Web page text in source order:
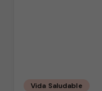
Vida Saludable